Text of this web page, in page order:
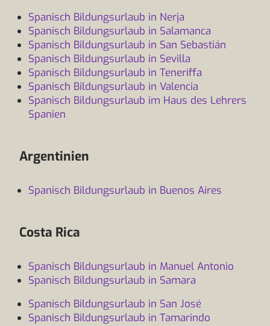
Spanisch Bildungsurlaub in Nerja
Spanisch Bildungsurlaub in Salamanca
Spanisch Bildungsurlaub in San Sebastián
Spanisch Bildungsurlaub in Sevilla
Spanisch Bildungsurlaub in Teneriffa
Spanisch Bildungsurlaub in Valencia
Spanisch Bildungsurlaub im Haus des Lehrers
Spanien
Argentinien
Spanisch Bildungsurlaub in Buenos Aires
Costa Rica
Spanisch Bildungsurlaub in Manuel Antonio
Spanisch Bildungsurlaub in Samara
Spanisch Bildungsurlaub in San José
Spanisch Bildungsurlaub in Tamarindo